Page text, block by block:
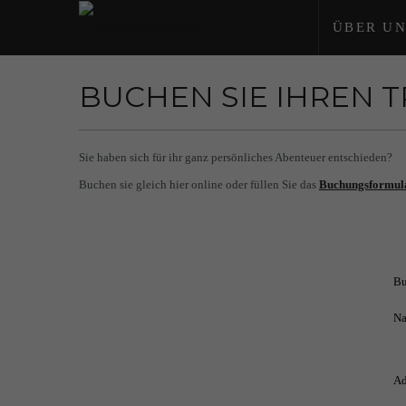
ÜBER
BUCHEN SIE IHREN
Sie haben sich für ihr ganz persönliches Abenteuer entschieden?
Buchen sie gleich hier online oder füllen Sie das